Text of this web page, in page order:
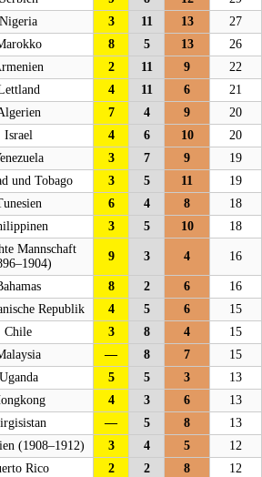
Nigeria 3 11 13
27
8 5 13
26
2 11 9
22
4 11 6
21
7 4 9
20
Israel 4 6 10
20
3 7 9
19
und Tobago 3 5 11
19
6 4 8
18
3 5 10 18
Mannschaft
9 3 4 16
8 2 6
16
Republik 4 5 6
15
Chile 3 8 4
15
— 8 7
15
Uganda 5 5 3
13
4 3 6
13
— 5 8
13
(1908–1912) 3 4 5
12
Rico 2 2 8
12